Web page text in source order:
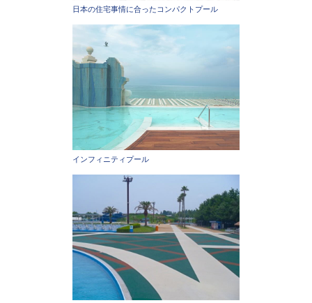
日本の住宅事情に合ったコンパクトプール
インフィニティプール